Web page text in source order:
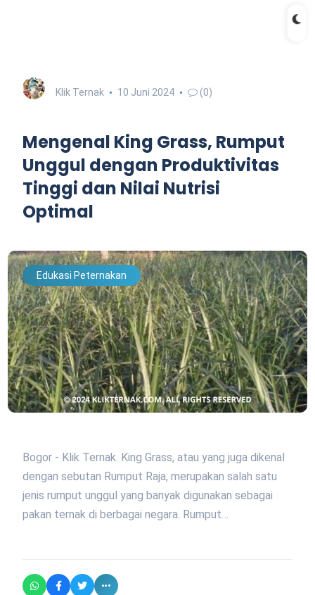
Klik Ternak 10 Juni 2024 (0)
Mengenal King Grass, Rumput
Unggul dengan Produktivitas
Tinggi dan Nilai Nutrisi
Optimal
Edukasi Peternakan
Bogor - Klik Ternak. King Grass, atau yang juga dikenal
dengan sebutan Rumput Raja, merupakan salah satu
jenis rumput unggul yang banyak digunakan sebagai
pakan ternak di berbagai negara. Rumput…